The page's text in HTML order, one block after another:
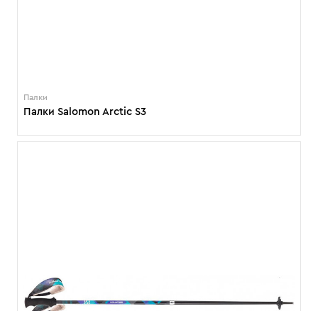
Палки
Палки Salomon Arctic S3